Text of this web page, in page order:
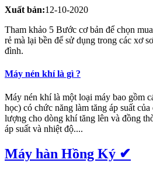
Xuất bản:12-10-2020
Tham khảo 5 Bước cơ bản để chọn
rẻ mà lại bền để sử dụng trong các xơ
đình.
Máy nén khí là gì ?
Máy nén khí là một loại máy bao gồm
học) có chức năng làm tăng áp suất
lượng cho dòng khí tăng lên và đồng
áp suất và nhiệt độ....
Máy hàn Hồng Ký ✔